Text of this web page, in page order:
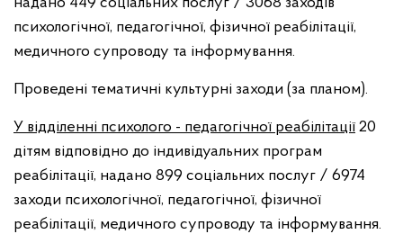
психологічної, педагогічної, фізичної реабілітації,
медичного супроводу та інформування.
Проведені тематичні культурні заходи (за планом).
У відділенні психолого - педагогічної реабілітації 20
дітям відповідно до індивідуальних програм
реабілітації, надано 899 соціальних послуг / 6974
заходи психологічної, педагогічної, фізичної
реабілітації, медичного супроводу та інформування.